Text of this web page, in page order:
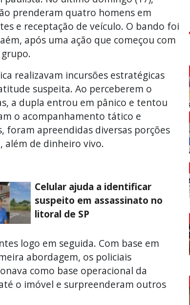
prenderam quatro homens em
e receptação de veículo. O bando foi
após uma ação que começou com
realizavam incursões estratégicas
suspeita. Ao perceberem o
a dupla entrou em pânico e tentou
o acompanhamento tático e
foram apreendidas diversas porções
além de dinheiro vivo.
Celular ajuda a identificar
suspeito em assassinato no
litoral de SP
logo em seguida. Com base em
abordagem, os policiais
como base operacional da
o imóvel e surpreenderam outros